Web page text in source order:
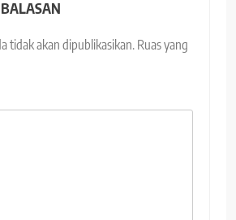
tidak akan dipublikasikan. Ruas yang